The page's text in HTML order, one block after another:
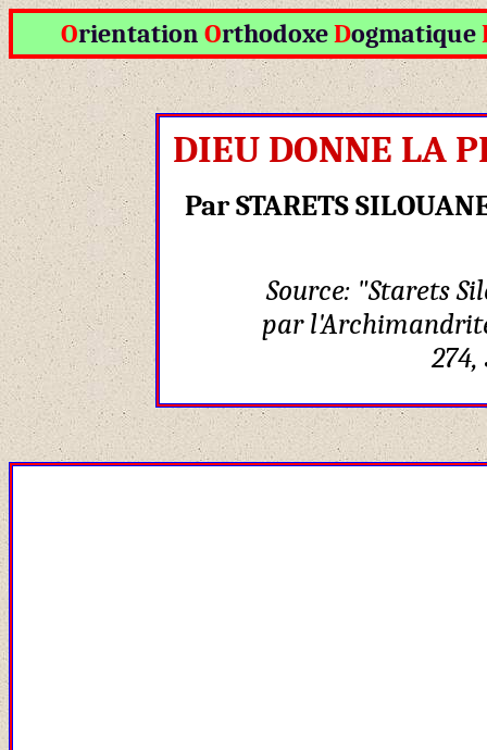
Orientation OrthodoxeDogmatique
DIEU DONNE LA
ParSTARETS
Source:"Starets
par
274,